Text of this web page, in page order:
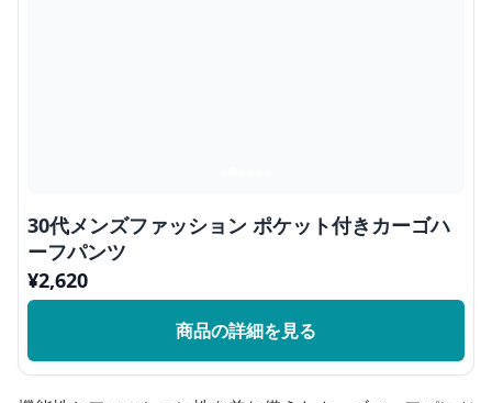
30代メンズファッション ポケット付きカーゴハ
ーフパンツ
¥2,620
商品の詳細を見る